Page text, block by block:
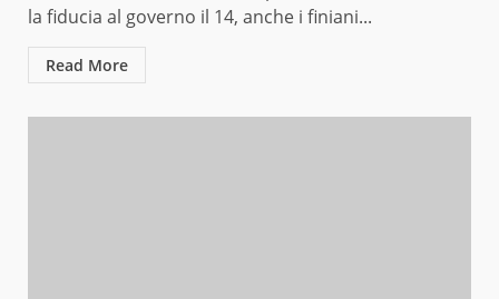
la fiducia al governo il 14, anche i finiani...
Read More